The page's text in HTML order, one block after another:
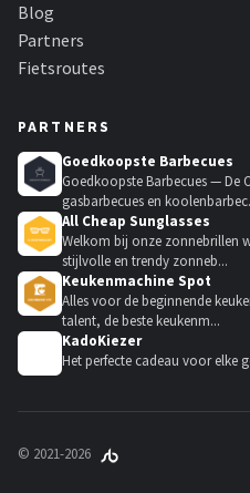
Blog
Partners
Fietsroutes
PARTNERS
Goedkoopste Barbecues
Goedkoopste Barbecues — De
gasbarbecues en
All Cheap Sunglasses
Welkom bij onze zonnebrillen
stijlvolle en trendy zonneb...
Keukenmachine Spot
Alles voor de beginnende
talent, de beste keukenm...
KadoKiezer
Het perfecte cadeau voor elke
© 2021-2026